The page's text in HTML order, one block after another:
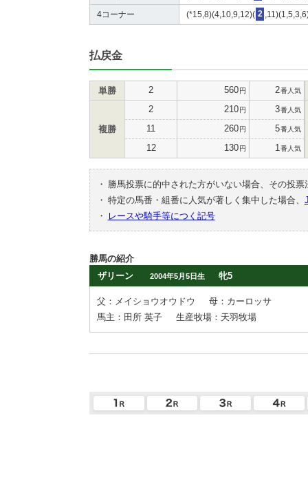
4コーナー (*15,8)(4,10,9,12)( 2
払戻金
単勝 2 560円 2番人気
複勝
2 210円 3番人気
11 260円 5番人気
12 130円 1 番人気
・
勝馬投票に的中された方がいない場合、その投
・ 特定の馬番・組番に人気が著しく集中した場合、
・
レースや騎手等につく記号
勝馬の紹介
ザリーン
2004年5月5日生 牝5
父：メイショウオウドウ
母：カーロッサ
馬主：田所 英子
生産牧場：天羽牧場